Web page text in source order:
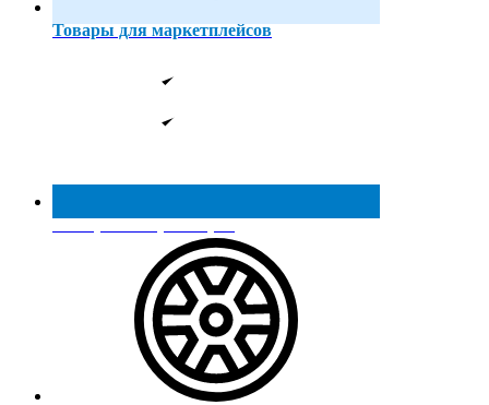
Товары для маркетплейсов
Реестр МинПромТорга